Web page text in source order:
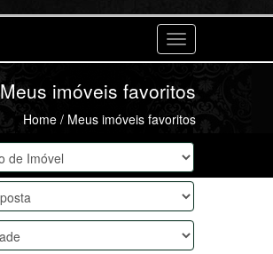
Navegaçåo
Meus imóveis favoritos
Home / Meus imóveis favoritos